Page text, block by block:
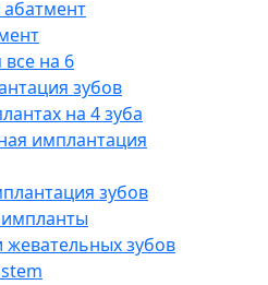
на 6
зубов
на 4 зуба
имплантация
зубов
зубов